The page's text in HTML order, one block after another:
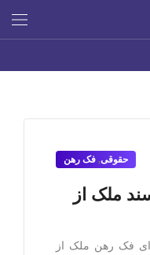
حقوقی, فک رهن
ملک از
فک رهن ملک از